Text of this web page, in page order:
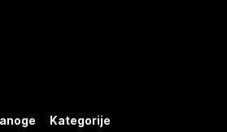
Kategorije